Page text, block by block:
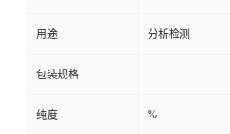
用途 分析检测
包装规格
纯度 %